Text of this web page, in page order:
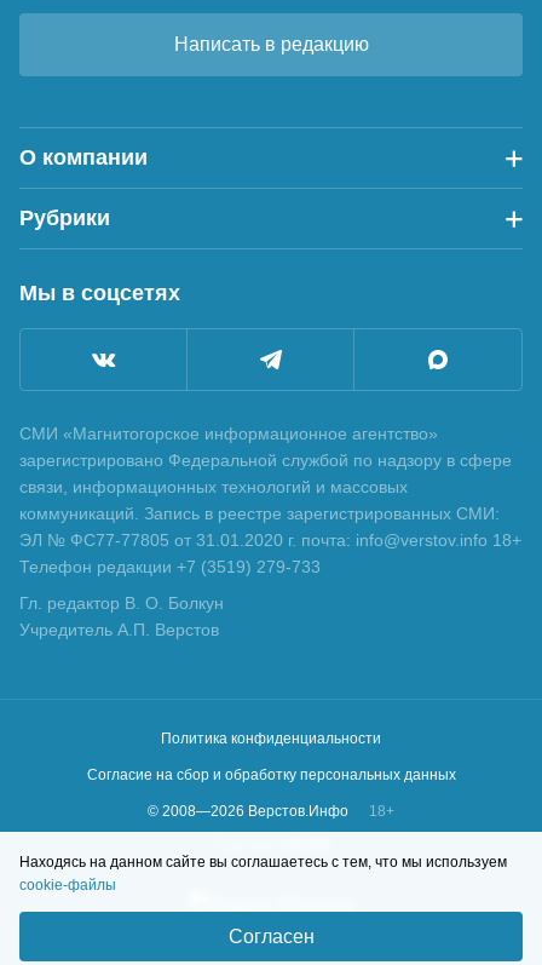
Написать в редакцию
О компании
Рубрики
Мы в соцсетях
СМИ «Магнитогорское информационное агентство»
зарегистрировано Федеральной службой по надзору в сфере
связи, информационных технологий и массовых
коммуникаций. Запись в реестре зарегистрированных СМИ:
ЭЛ № ФС77-77805 от 31.01.2020 г. почта: info@verstov.info 18+
Телефон редакции +7 (3519) 279-733
Гл. редактор В. О. Болкун
Учредитель А.П. Верстов
Политика конфиденциальности
Согласие на сбор и обработку персональных данных
© 2008—2026 Верстов.Инфо
18+
Находясь на данном сайте вы соглашаетесь с тем, что мы используем
cookie-файлы
Согласен